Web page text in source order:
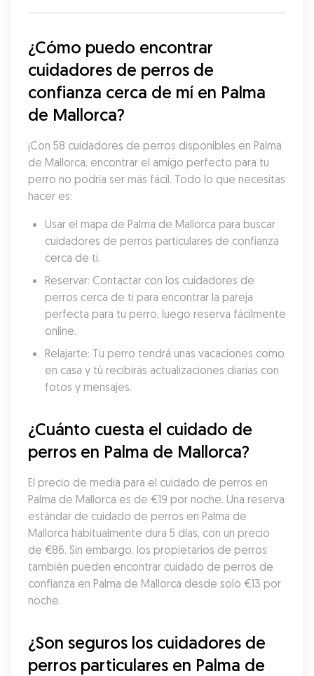
¿Cómo puedo encontrar
cuidadores de perros de
confianza cerca de mí en Palma
de Mallorca?
¡Con 58 cuidadores de perros disponibles en Palma
de Mallorca, encontrar el amigo perfecto para tu
perro no podría ser más fácil. Todo lo que necesitas
hacer es:
Usar el mapa de Palma de Mallorca para buscar
cuidadores de perros particulares de confianza
cerca de ti.
Reservar: Contactar con los cuidadores de
perros cerca de ti para encontrar la pareja
perfecta para tu perro, luego reserva fácilmente
online.
Relajarte: Tu perro tendrá unas vacaciones como
en casa y tú recibirás actualizaciones diarias con
fotos y mensajes.
¿Cuánto cuesta el cuidado de
perros en Palma de Mallorca?
El precio de media para el cuidado de perros en
Palma de Mallorca es de €19 por noche. Una reserva
estándar de cuidado de perros en Palma de
Mallorca habitualmente dura 5 días, con un precio
de €86. Sin embargo, los propietarios de perros
también pueden encontrar cuidado de perros de
confianza en Palma de Mallorca desde solo €13 por
noche.
¿Son seguros los cuidadores de
perros particulares en Palma de